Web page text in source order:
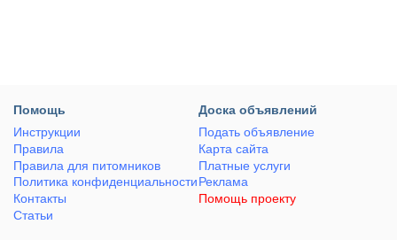
Помощь
Инструкции
Правила
Правила для питомников
Политика конфиденциальности
Контакты
Статьи
Доска объявлений
Подать объявление
Карта сайта
Платные услуги
Реклама
Помощь проекту